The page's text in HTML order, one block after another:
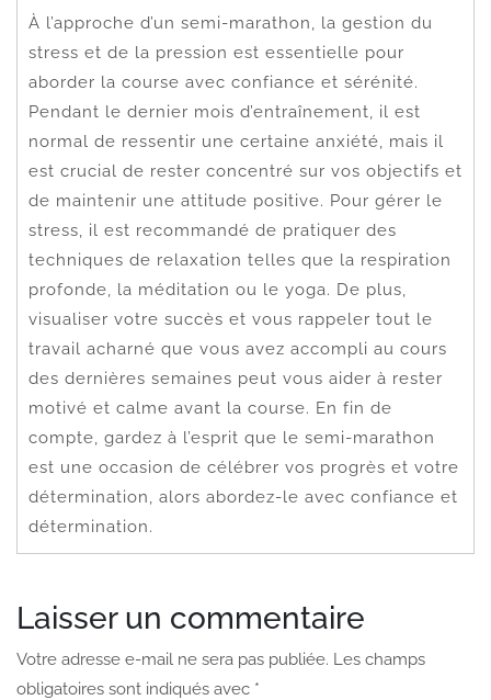
À l’approche d’un semi-marathon, la gestion du
stress et de la pression est essentielle pour
aborder la course avec confiance et sérénité.
Pendant le dernier mois d’entraînement, il est
normal de ressentir une certaine anxiété, mais il
est crucial de rester concentré sur vos objectifs et
de maintenir une attitude positive. Pour gérer le
stress, il est recommandé de pratiquer des
techniques de relaxation telles que la respiration
profonde, la méditation ou le yoga. De plus,
visualiser votre succès et vous rappeler tout le
travail acharné que vous avez accompli au cours
des dernières semaines peut vous aider à rester
motivé et calme avant la course. En fin de
compte, gardez à l’esprit que le semi-marathon
est une occasion de célébrer vos progrès et votre
détermination, alors abordez-le avec confiance et
détermination.
Laisser un commentaire
Votre adresse e-mail ne sera pas publiée. Les champs
obligatoires sont indiqués avec *